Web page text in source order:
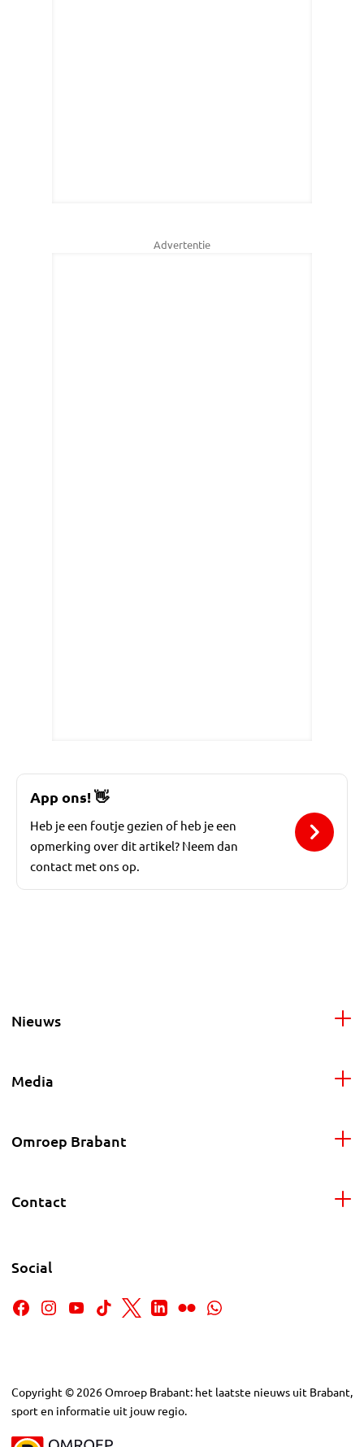
Advertentie
App ons!👋
Heb je een foutje gezien of heb je een
opmerking over dit artikel? Neem dan
contact met ons op.
Nieuws
Media
Omroep Brabant
Contact
Social
Copyright © 2026Omroep Brabant: het laatste nieuws uit Brabant,
sport en informatie uit jouw regio.